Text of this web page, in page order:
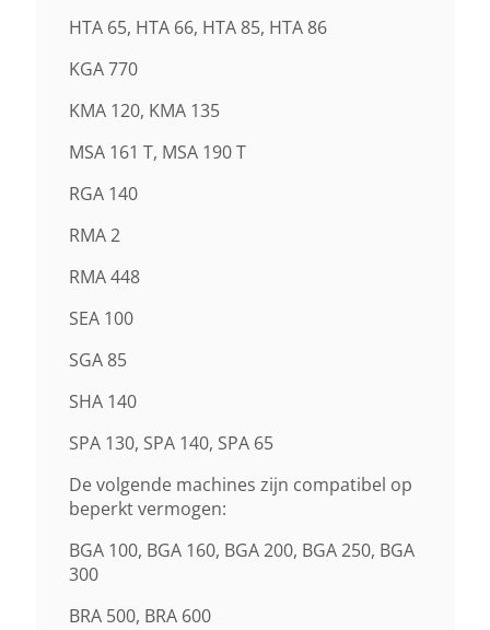
HTA 65, HTA 66, HTA 85, HTA 86
KGA 770
KMA 120, KMA 135
MSA 161 T, MSA 190 T
RGA 140
RMA 2
RMA 448
SEA 100
SGA 85
SHA 140
SPA 130, SPA 140, SPA 65
De volgende machines zijn compatibel op
beperkt vermogen:
BGA 100, BGA 160, BGA 200, BGA 250, BGA
300
BRA 500, BRA 600